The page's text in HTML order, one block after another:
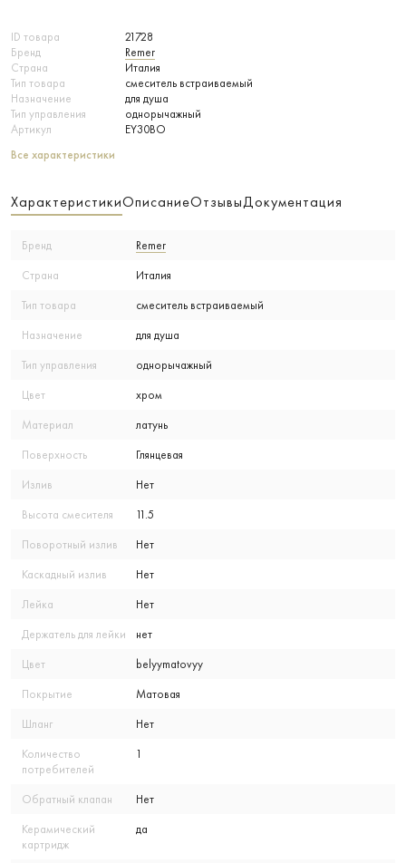
ID товара
21728
Бренд
Remer
Страна
Италия
Тип товара
смеситель встраиваемый
Назначение
для душа
Тип управления
однорычажный
Артикул
EY30BO
Все характеристики
ХарактеристикиОписаниеОтзывыДокументация
Бренд Remer
Страна Италия
Тип товара смеситель встраиваемый
Назначение для душа
Тип управления однорычажный
Цвет хром
Материал латунь
Поверхность Глянцевая
Излив Нет
Высота смесителя 11.5
Поворотный излив Нет
Каскадный излив Нет
Лейка Нет
Держатель для лейки нет
Цвет belyymatovyy
Покрытие Матовая
Шланг Нет
Количество
потребителей
1
Обратный клапан Нет
Керамический
картридж
да